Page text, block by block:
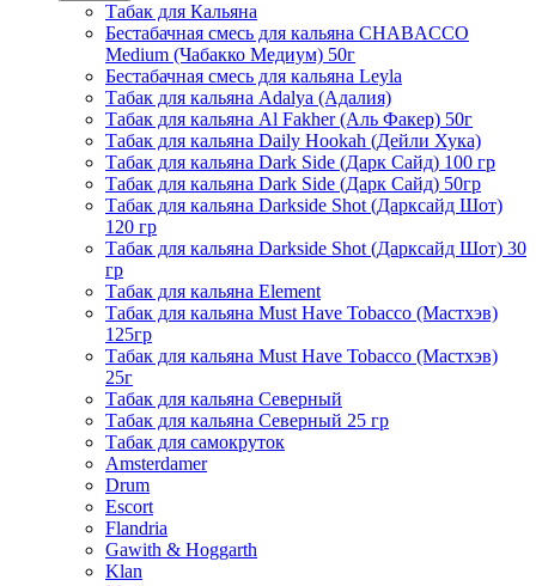
Табак для Кальяна
Бестабачная смесь для кальяна CHABACCO
Medium (Чабакко Медиум) 50г
Бестабачная смесь для кальяна Leyla
Табак для кальяна Adalya (Адалия)
Табак для кальяна Al Fakher (Аль Факер) 50г
Табак для кальяна Daily Hookah (Дейли Хука)
Табак для кальяна Dark Side (Дарк Сайд) 100 гр
Табак для кальяна Dark Side (Дарк Сайд) 50гр
Табак для кальяна Darkside Shot (Дарксайд Шот)
120 гр
Табак для кальяна Darkside Shot (Дарксайд Шот) 30
гр
Табак для кальяна Element
Табак для кальяна Must Have Tobacco (Мастхэв)
125гр
Табак для кальяна Must Have Tobacco (Мастхэв)
25г
Табак для кальяна Северный
Табак для кальяна Северный 25 гр
Табак для самокруток
Amsterdamer
Drum
Escort
Flandria
Gawith & Hoggarth
Klan